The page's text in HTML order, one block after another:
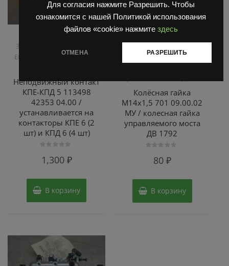
Для согласия нажмите Разрешить. Чтобы
ознакомится с нашей Политикой использования
файлов «cookie» нажмите здесь
ОТМЕНА РАЗРЕШИТЬ
Запчасти Балканкар
Запчасти ЕП 001 / ЕП 006 /
ЕП 011 / ЕС 301
,Погрузчик
Неподвижный контакт
КПЕ-КПД 5 113498
42353 04.00 /
устанавливается на
контакторы КПЕ 6 (2
шт) и КПД 6 (4 шт)
01,300 ₽
В корзину
Запчасти Балканкар
Погрузчик ДВ 1792, 1788,
Колёсная гайка
М14х1,5 701 09.00.02
МУ / колесная гайка
управляемого моста
ДВ 1792
80 ₽
В корзину